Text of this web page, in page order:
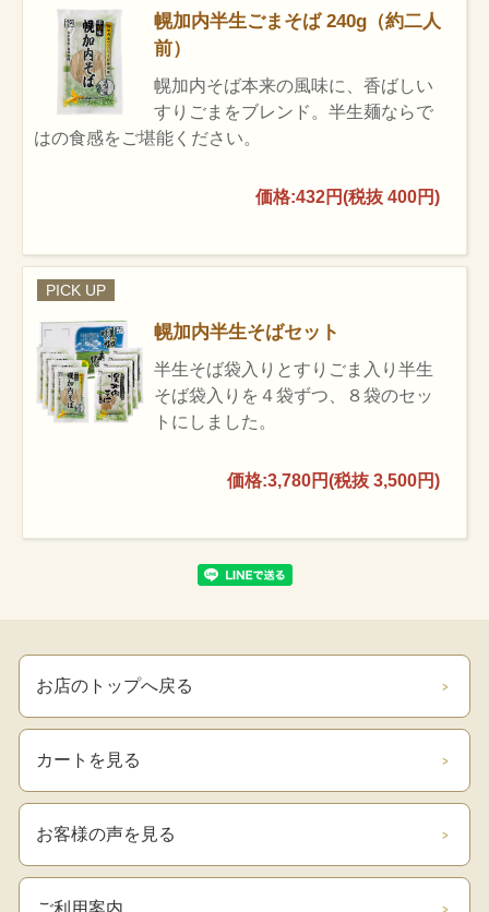
幌加内半生ごまそば 240g（約二人
前）
幌加内そば本来の風味に、香ばしい
すりごまをブレンド。半生麺ならで
はの食感をご堪能ください。
価格:432円(税抜 400円)
PICK UP
幌加内半生そばセット
半生そば袋入りとすりごま入り半生
そば袋入りを４袋ずつ、８袋のセッ
トにしました。
価格:3,780円(税抜 3,500円)
お店のトップへ戻る
カートを見る
お客様の声を見る